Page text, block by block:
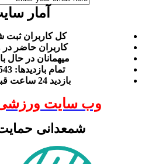
آمار
كل کاربران ثبت شده: 53
کاربران حاضر در وبگاه:
ميهمانان در حال بازديد: 22
تمام بازديد‌ها: 26748543 بازدید
بازديد 24 ساعت قبل: 2180 بازدید
وب سایت ورزشی
شمعدانی